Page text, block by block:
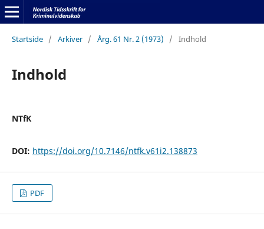
Startside / Arkiver / Årg. 61 Nr. 2 (1973) / Indhold
Indhold
NTfK
DOI: https://doi.org/10.7146/ntfk.v61i2.138873
PDF